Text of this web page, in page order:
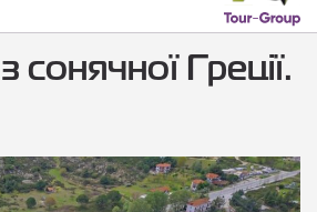
сонячної Греції.